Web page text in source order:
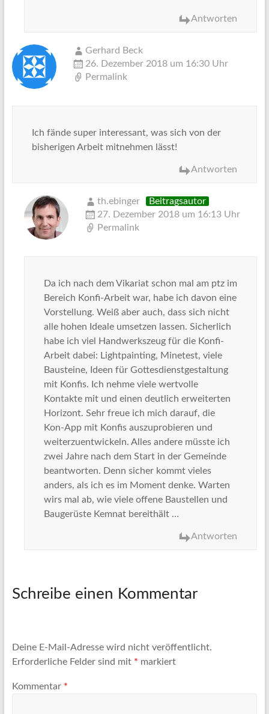
Antworten
Gerhard Beck
26. Dezember 2018 um 16:30 Uhr
Permalink
Ich fände super interessant, was sich von der
bisherigen Arbeit mitnehmen lässt!
Antworten
th.ebinger
Beitragsautor
27. Dezember 2018 um 16:13 Uhr
Permalink
Da ich nach dem Vikariat schon mal am ptz im
Bereich Konfi-Arbeit war, habe ich davon eine
Vorstellung. Weiß aber auch, dass sich nicht
alle hohen Ideale umsetzen lassen. Sicherlich
habe ich viel Handwerkszeug für die Konfi-
Arbeit dabei: Lightpainting, Minetest, viele
Bausteine, Ideen für Gottesdienstgestaltung
mit Konfis. Ich nehme viele wertvolle
Kontakte mit und einen deutlich erweiterten
Horizont. Sehr freue ich mich darauf, die
Kon-App mit Konfis auszuprobieren und
weiterzuentwickeln. Alles andere müsste ich
zwei Jahre nach dem Start in der Gemeinde
beantworten. Denn sicher kommt vieles
anders, als ich es im Moment denke. Warten
wirs mal ab, wie viele offene Baustellen und
Baugerüste Kemnat bereithält …
Antworten
Schreibe einen Kommentar
Deine E-Mail-Adresse wird nicht veröffentlicht.
Erforderliche Felder sind mit * markiert
Kommentar *